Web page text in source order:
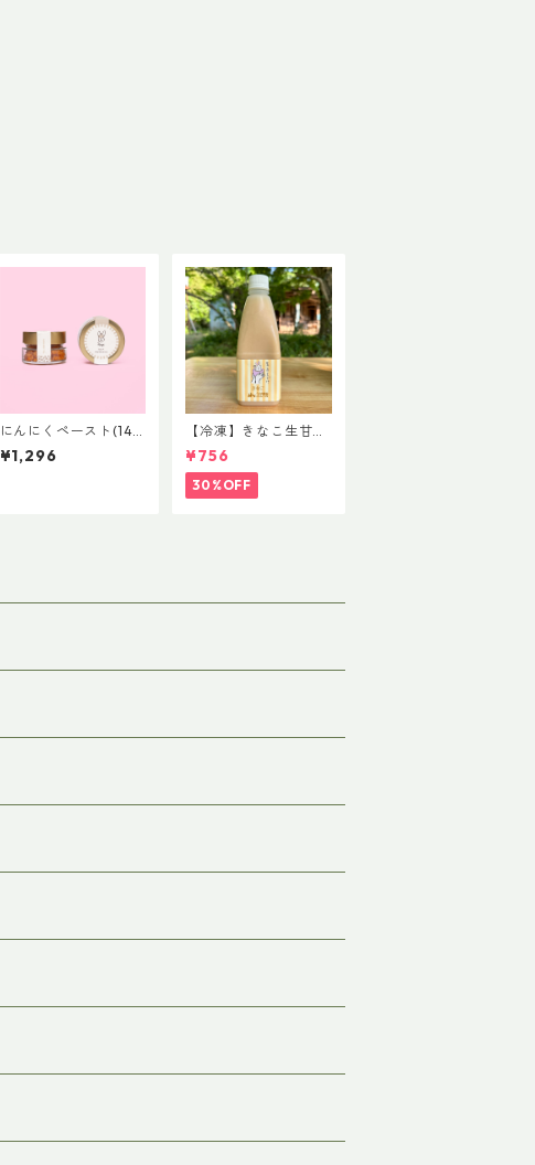
にんにくペースト(140
g)
¥1,296
【冷凍】きなこ生甘
酒 1本 8/12まで
¥756
30%OFF